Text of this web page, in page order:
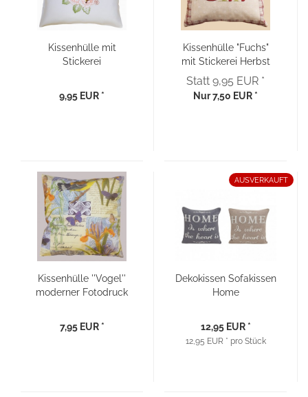
Kissenhülle mit
Stickerei
9,95 EUR *
Kissenhülle "Fuchs"
mit Stickerei Herbst
Landhaus 40x40
Statt 9,95 EUR *
Nur 7,50 EUR *
Kissenhülle ''Vogel''
moderner Fotodruck
7,95 EUR *
AUSVERKAUFT
Dekokissen Sofakissen
Home
12,95 EUR *
12,95 EUR * pro Stück